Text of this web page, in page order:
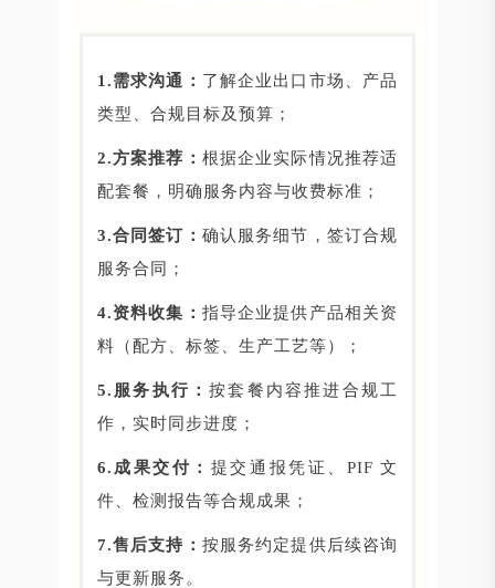
1.需求沟通： 了解企业出口市场、产品
类型、合规目标及预算；
2.方案推荐： 根据企业实际情况推荐适
配套餐，明确服务内容与收费标准；
3.合同签订： 确认服务细节，签订合规
服务合同；
4.资料收集： 指导企业提供产品相关资
料（配方、标签、生产工艺等）；
5.服务执行：按套餐内容推进合规工
作，实时同步进度；
6.成果交付： 提交通报凭证、PIF 文
件、检测报告等合规成果；
7.售后支持： 按服务约定提供后续咨询
与更新服务。